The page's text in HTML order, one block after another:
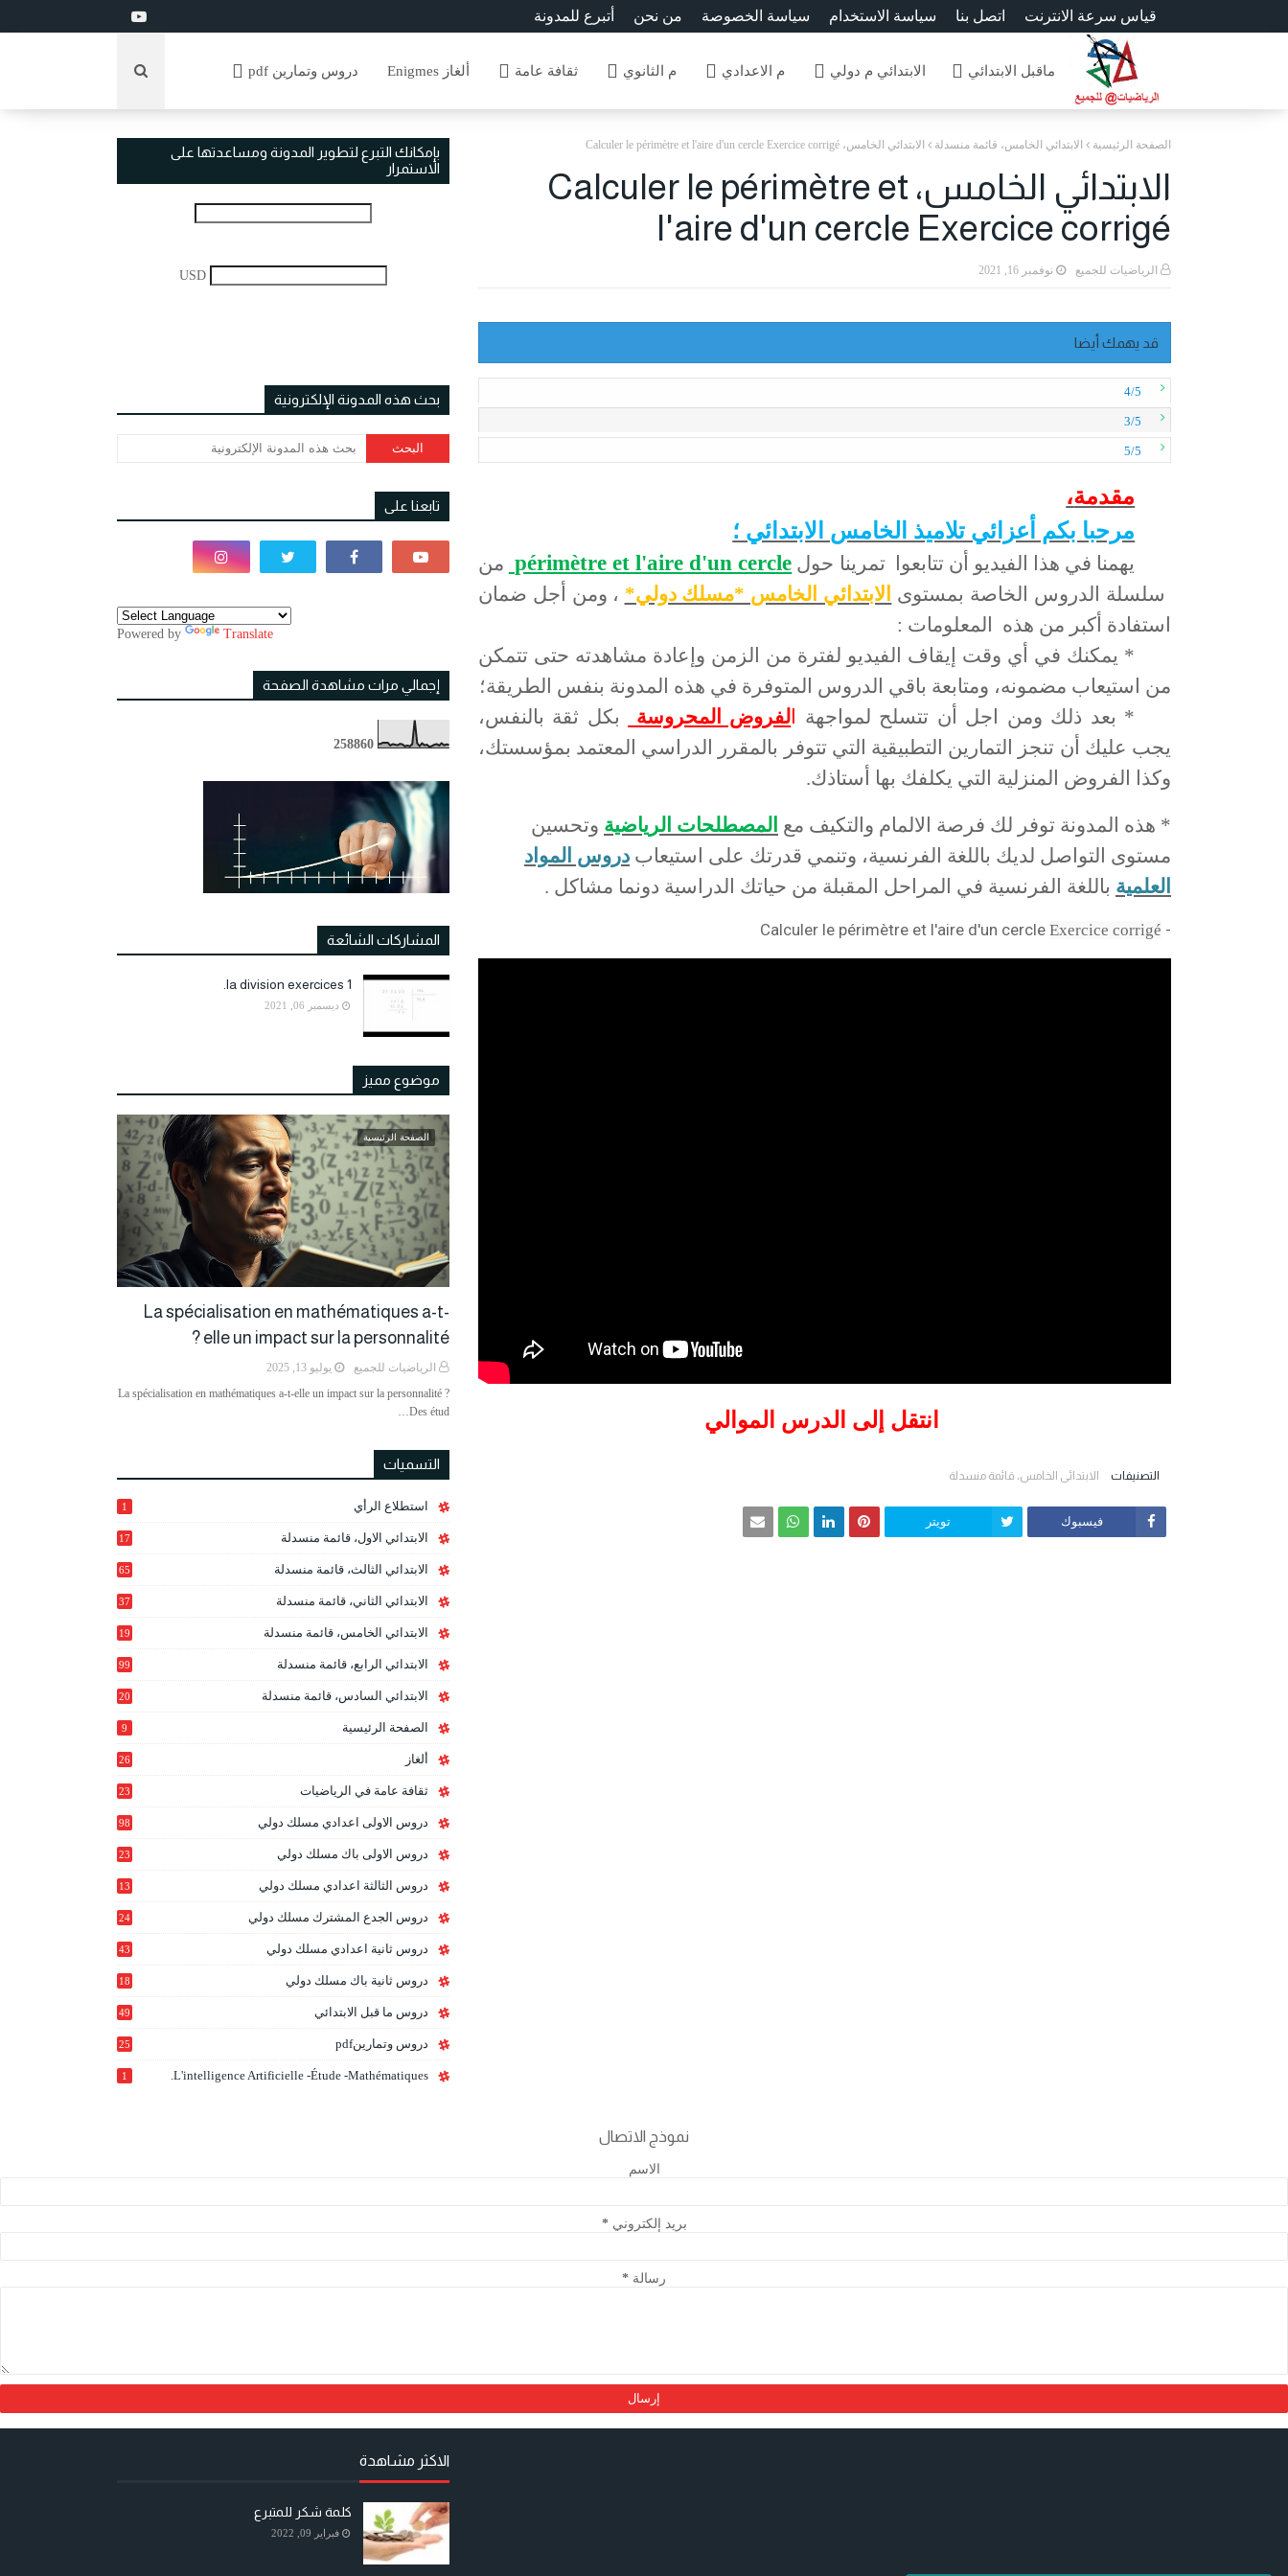
أتبرع للمدونة من نحن سياسة الخصوصة سياسة الاستخدام اتصل بنا قياس سرعة الانترنت
ماقبل الابتدائي الابتدائي م دولي م الاعدادي م الثانوي ثقافة عامة ألغاز Enigmes دروس وتمارين pdf
الصفحة الرئيسية الابتدائي الخامس، قائمة منسدلة الابتدائي الخامس، Calculer le périmètre et l'aire d'un cercle Exercice corrigé
الابتدائي الخامس، Calculer le périmètre et
l'aire d'un cercle Exercice corrigé
الرياضيات للجميع نوفمبر 16, 2021
قد يهمك أيضا
4/5
3/5
5/5
مقدمة،
مرحبا بكم أعزائي تلاميذ الخامس الابتدائي ؛
يهمنا في هذا الفيديو أن تتابعوا تمرينا حول périmètre et l'aire d'un cercle من
سلسلة الدروس الخاصة بمستوى الابتدائي الخامس *مسلك دولي* ، ومن أجل ضمان
استفادة أكبر من هذه المعلومات :
* يمكنك في أي وقت إيقاف الفيديو لفترة من الزمن وإعادة مشاهدته حتى تتمكن
من استيعاب مضمونه، ومتابعة باقي الدروس المتوفرة في هذه المدونة بنفس الطريقة؛
* بعد ذلك ومن اجل أن تتسلح لمواجهة
لفروض المحروسة
بكل ثقة بالنفس،
يجب عليك أن تنجز التمارين التطبيقية التي تتوفر بالمقرر الدراسي المعتمد بمؤسستك،
وكذا الفروض المنزلية التي يكلفك بها أستاذك.
* هذه المدونة توفر لك فرصة الالمام والتكيف مع المصطلحات الرياضية وتحسين
مستوى التواصل لديك باللغة الفرنسية، وتنمي قدرتك على استيعاب دروس المواد
العلمية باللغة الفرنسية في المراحل المقبلة من حياتك الدراسية دونما مشاكل .
- Calculer le périmètre et l'aire d'un cercle
Exercice corrigé
انتقل إلى الدرس الموالي
التصنيفات الابتدائي الخامس، قائمة منسدلة
فيسبوك تويتر
بإمكانك التبرع لتطوير المدونة ومساعدتها على
الاستمرار
USD
بحث هذه المدونة الإلكترونية
تابعنا على
Powered by Translate
إجمالي مرات مشاهدة الصفحة
258860
المشاركات الشائعة
la division exercices 1.
ديسمبر 06, 2021
موضوع مميز
الصفحة الرئيسية
La spécialisation en mathématiques a-t-
elle un impact sur la personnalité ?
الرياضيات للجميع
يوليو 13, 2025
La spécialisation en mathématiques a-t-elle un impact sur la personnalité ?
Des étud…
التسميات
استطلاع الرأي 1
الابتدائي الاول، قائمة منسدلة 17
الابتدائي الثالث، قائمة منسدلة 65
الابتدائي الثاني، قائمة منسدلة 37
الابتدائي الخامس، قائمة منسدلة
19
الابتدائي الرابع، قائمة منسدلة 99
الابتدائي السادس، قائمة منسدلة
20
الصفحة الرئيسية 9
ألغاز 26
ثقافة عامة في الرياضيات 23
دروس الاولى اعدادي مسلك دولي 98
دروس الاولى باك مسلك دولي
23
دروس الثالثة اعدادي مسلك دولي
13
دروس الجدع المشترك مسلك دولي
24
دروس ثانية اعدادي مسلك دولي 43
دروس ثانية باك مسلك دولي
18
دروس ما قبل الابتدائي 49
دروس وتمارينpdf 25
L'intelligence Artificielle -étude -mathématiques.
1
نموذج الاتصال
الاسم
بريد إلكتروني*
رسالة *
الاكثر مشاهدة
كلمة شكر للمتبرع
فبراير 09, 2022